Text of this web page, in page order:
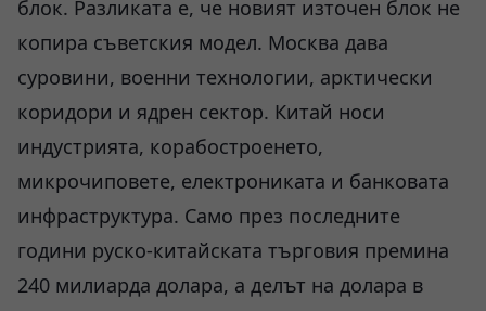
блок. Разликата е, че новият източен блок не
копира съветския модел. Москва дава
суровини, военни технологии, арктически
коридори и ядрен сектор. Китай носи
индустрията, корабостроенето,
микрочиповете, електрониката и банковата
инфраструктура. Само през последните
години руско-китайската търговия премина
240 милиарда долара, а делът на долара в